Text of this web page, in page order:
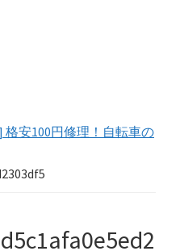
格安100円修理！自転車の